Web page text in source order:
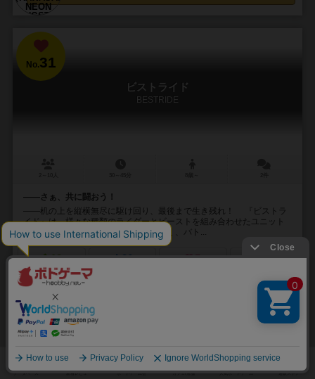
No.31
ビストライド
BESTRIDE
――さぁ、共に闘おう！
――机の上を縦横無尽に駆け回り、最後まで生き残れ！ 『ビストラ
イド』は、様々な種類のライダーとビーストを組み合わせたユニット
を操作し、最後の一人なるまで戦い抜く、バト...
19
興味あり
26 5 41